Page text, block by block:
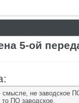
5-ой
смысле, не заводское
то ПО заводское.